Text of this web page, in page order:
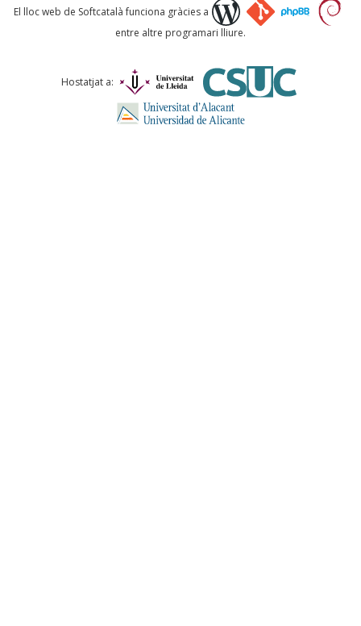
Què proposeu?
Comentari *
El lloc web de Softcatalà funciona gràcies a
entre altre programari lliure.
Hostatjat a: